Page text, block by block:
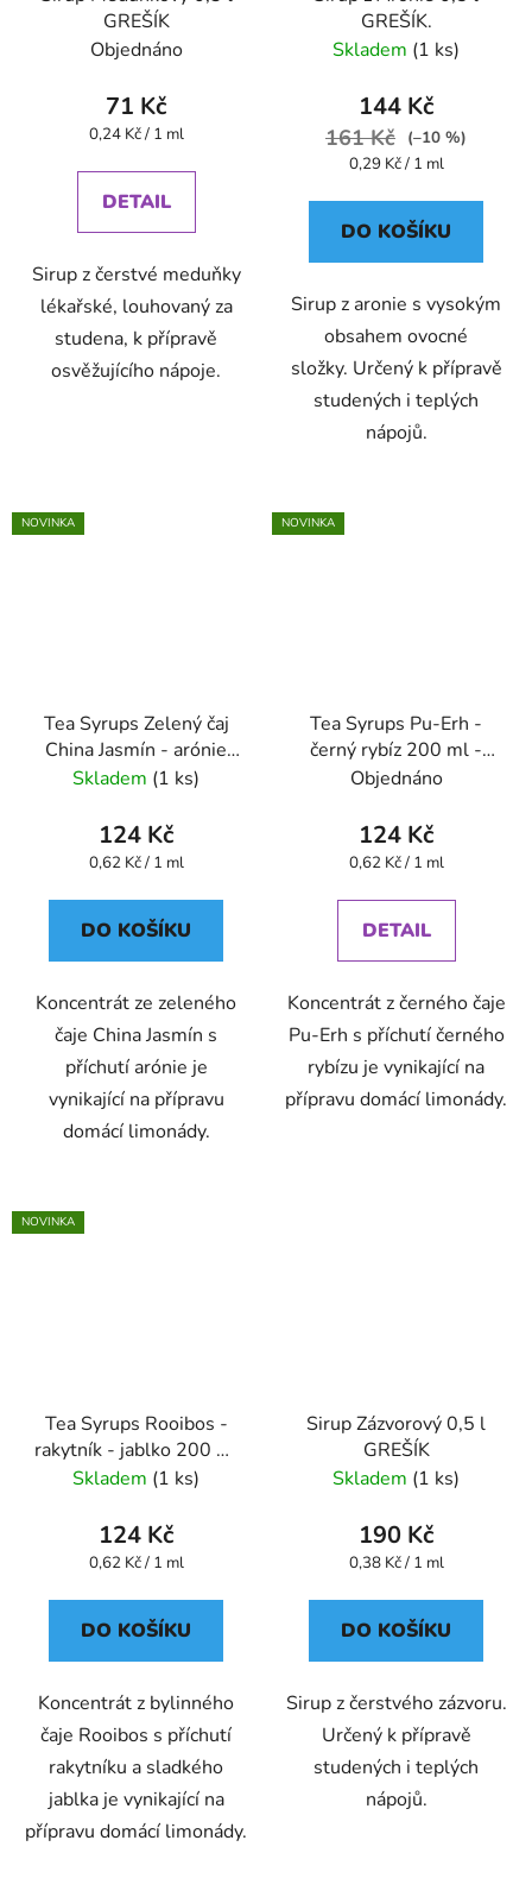
GREŠÍK
Objednáno
71 Kč
Měrná
0,24 Kč / 1 ml
DETAIL
Sirup z čerstvé meduňky
lékařské, louhovaný za
studena, k přípravě
osvěžujícího nápoje.
GREŠÍK.
Skladem (1 ks)
144 Kč
161 Kč
(–10 %)
Měrná
0,29 Kč / 1 ml
DO KOŠÍKU
Sirup z aronie s vysokým
obsahem ovocné
složky. Určený k přípravě
studených i teplých
nápojů.
NOVINKA
Tea Syrups Zelený čaj
China Jasmín - arónie
200 ml - Oxalis
Skladem (1 ks)
124 Kč
Měrná
0,62 Kč / 1 ml
DO KOŠÍKU
Koncentrát ze zeleného
čaje China Jasmín s
příchutí arónie je
vynikající na přípravu
domácí limonády.
NOVINKA
Tea Syrups Pu-Erh -
černý rybíz 200 ml -
Oxalis
Objednáno
124 Kč
Měrná
0,62 Kč / 1 ml
DETAIL
Koncentrát z černého čaje
Pu-Erh s příchutí černého
rybízu je vynikající na
přípravu domácí limonády.
NOVINKA
Tea Syrups Rooibos -
rakytník - jablko 200 ml
- Oxalis
Skladem (1 ks)
124 Kč
Měrná
0,62 Kč / 1 ml
DO KOŠÍKU
Koncentrát z bylinného
čaje Rooibos s příchutí
rakytníku a sladkého
jablka je vynikající na
přípravu domácí limonády.
Sirup Zázvorový 0,5 l
GREŠÍK
Skladem (1 ks)
190 Kč
Měrná
0,38 Kč / 1 ml
DO KOŠÍKU
Sirup z čerstvého zázvoru.
Určený k přípravě
studených i teplých
nápojů.